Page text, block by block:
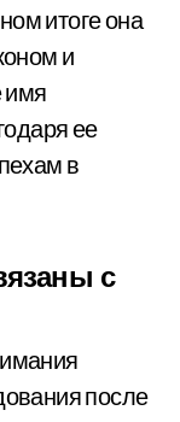
итоге она
и
имя
ее
в
с
после